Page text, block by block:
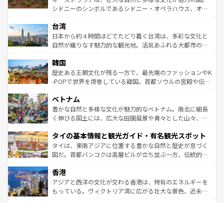
ならではの贅沢な旅のスタイルだ。 なお、新着のアメリカ
情報は コンテンツ一覧 を参照してほしい。
文化や歴史が息づいている。「アロハスピリット」と呼ば
人々、おいしいローカルフードやハワイアンミュージッ
ク、伝統的なフラダンスなど、すべてがハワイの魅力を彩
っている。訪れるたびに新しい発見と感動が待っているハ
はコンテンツ一覧
シドニーのシンボルであるシドニー・オペラハウス、オー
リアリーフや大陸中央部にそびえるウルル（エアーズロッ
ク）、タスマニアの美しい原生林やケアンズの熱帯雨林な
ど、見どころがたくさん。また、カフェやワイン、オージ
いる。アクティビティも充実しており、サーフィンやダイ
ビング、ハイキングなど、アウトドア好きにはたまらな
い。オーストラリアの多彩な魅力を存分に味わいつくそ
参照してほしい。
台湾
日本から約４時間ほどでたどり着く台湾は、多彩な文化と
自然が織りなす魅力的な観光地。活気あふれる大都市の台
ン）、静ひつな山岳地帯である台湾東部など、都市の喧騒
と山間の静けさが共存しており、訪れる人に新しい発見と
驚きをもたらしてくれる。また、奥深い台湾の食文化も魅
容にもいいと評判のスイーツなど、バラエティ豊かな料理
が味わえる。 なお、新着の台湾情報は コンテンツ一覧を参
照してほしい。
韓国
歴史ある王朝文化が残る一方で、最先端のファッションやK
-POPで世界を席巻している韓国。首都ソウルの宮殿や伝統
き、地方に足を延ばせば四季折々の自然美を楽しむことが
できる。そして、キムチや焼肉、絶品のストリートフード
まで、さまざまな韓国料理が待っている。夜には、韓国な
リティに包まれながら、韓国の多彩な魅力を心ゆくまで味
わってみてほしい。 なお、新着の韓国情報はコンテンツ一
覧を参照してほしい。
ベトナム
豊かな自然と多様な文化が魅力的なベトナム。南北に細長
く伸びる国土には、広大な田園風景や青々とした山々、世
急速な発展と共に伝統が息づく。ハノイの古い町並みやホ
ーチミン市のフランス統治時代の建物も、独特の雰囲気を
醸し出している。また、バラエティの豊かさとおいしさで
とつ。フォーやバインミー、ベトナムコーヒーなどは、ぜ
ひ現地で味わいたい。どの地域を訪れてもあたたかい人々
が旅行者を迎えてくれるので、きっと忘れられない旅にな
タイの基本情報と観光ガイド・有名観光スポット
タイは、東南アジアに位置する豊かな自然と歴史が息づく
国だ。首都バンコクは高層ビルが立ち並ぶ一方、伝統的な
の活気が交差している。北部ではチェンマイなどの山岳地
帯で自然と触れ合い、南部ではプーケットやクラビの美し
いビーチでリゾート気分を楽しむことができる。タイ料理
香港
アジアと西洋の文化が交わる香港は、特有のエネルギーを
もっている。ヴィクトリア湾に広がる壮大な景色、近未来